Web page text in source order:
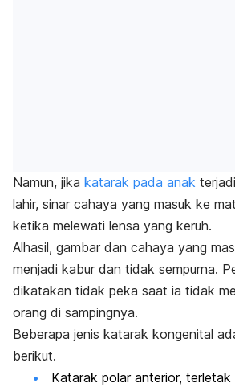
Namun, jika katarak pada anak
lahir, sinar cahaya yang masuk ke
ketika melewati lensa yang keruh.
Alhasil, gambar dan cahaya yang
menjadi kabur dan tidak sempurna.
dikatakan tidak peka saat ia tidak
orang di sampingnya.
Beberapa jenis katarak kongenital
berikut.
Katarak polar anterior,